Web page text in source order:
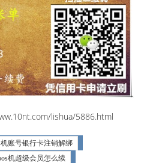
lishua/5886.html
账号银行卡注销解绑
机超级会员怎么续